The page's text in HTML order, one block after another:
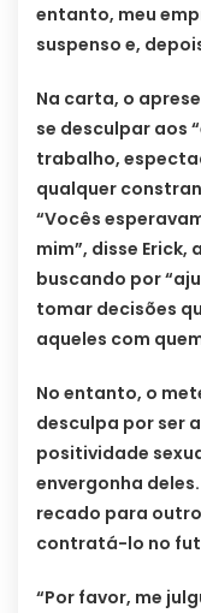
entanto, meu
suspenso e,
Na carta, o
se desculpar aos
trabalho,
qualquer
“Vocês
mim”, disse
buscando por
tomar decisões
aqueles com
No entanto, o
desculpa por ser
positividade
envergonha
recado para
contratá-lo no
“Por favor, me